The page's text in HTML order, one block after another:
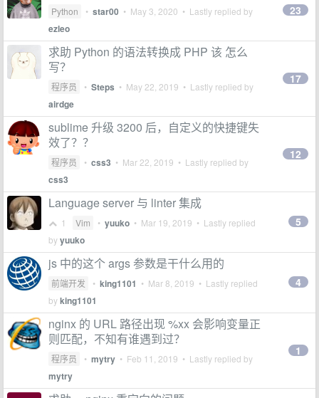
Python • star00 • May 3, 2020 • Lastly replied by
ezleo
23
求助 Python 的语法转换成 PHP 该 怎么
写？
程序员 • Steps • May 22, 2019 • Lastly replied by
airdge
17
sublime 升级 3200 后，自定义的快捷键失
效了？？
程序员 • css3 • Mar 22, 2019 • Lastly replied by
css3
12
Language server 与 linter 集成
1 Vim • yuuko • Mar 19, 2019 • Lastly replied
byyuuko
5
js 中的这个 args 参数是干什么用的
前端开发 • king1101 • Mar 8, 2019 • Lastly replied
byking1101
4
nginx 的 URL 路径出现 %xx 会影响变量正
则匹配，不知有谁遇到过？
程序员 • mytry • Feb 11, 2019 • Lastly replied by
mytry
1